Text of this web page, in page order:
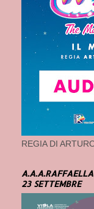
REGIA DI
23 SETTEMBRE